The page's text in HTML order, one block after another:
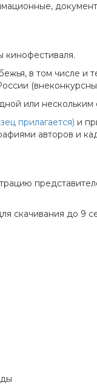
кинофестиваля.
в том числе и
или
прилагается) и
авторов и
скачивания до 9